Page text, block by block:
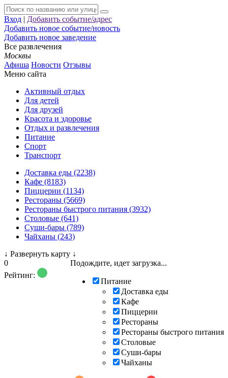
Вход | Добавить событие/адрес
Добавить новое событие/новость
Добавить новое заведение
Все развлечения
Москвы
Афиша Новости Отзывы
Меню сайта
Активный отдых
Для детей
Для друзей
Красота и здоровье
Отдых и развлечения
Питание
Спорт
Транспорт
Доставка еды (2238)
Кафе (8183)
Пиццерии (1134)
Рестораны (5669)
Рестораны быстрого питания (3932)
Столовые (641)
Суши-бары (789)
Чайханы (243)
↓ Развернуть карту ↓
Подождите, идет загрузка...
Питание
Доставка еды
Кафе
Пиццерии
Рестораны
Рестораны быстрого питания
Столовые
Суши-бары
Чайханы
0
Рейтинг: